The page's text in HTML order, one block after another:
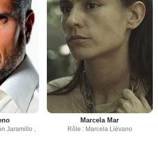
Jaramillo ,
Marcela Mar
Rôle : Marcela Liévano